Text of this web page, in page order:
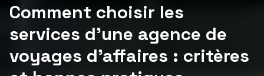
Comment choisir les
services d'une agence de
voyages d'affaires : critères